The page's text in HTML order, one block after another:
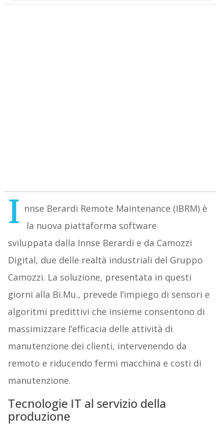
I nnse Berardi Remote Maintenance (IBRM) è
la nuova piattaforma software
sviluppata dalla Innse Berardi e da Camozzi
Digital, due delle realtà industriali del Gruppo
Camozzi. La soluzione, presentata in questi
giorni alla Bi.Mu., prevede l’impiego di sensori e
algoritmi predittivi che insieme consentono di
massimizzare l’efficacia delle attività di
manutenzione dei clienti, intervenendo da
remoto e riducendo fermi macchina e costi di
manutenzione.
Tecnologie IT al servizio della
produzione